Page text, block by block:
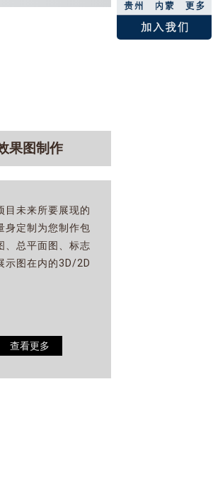
果图制作
目未来所要展现的
身定制为您制作包
、总平面图、标志
示图在内的3D/2D
查看更多